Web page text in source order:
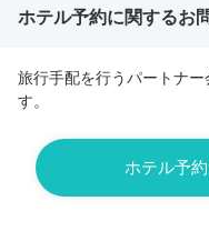
ホテル予約に関するお
旅行手配を行うパートナ
す。
ホテル予